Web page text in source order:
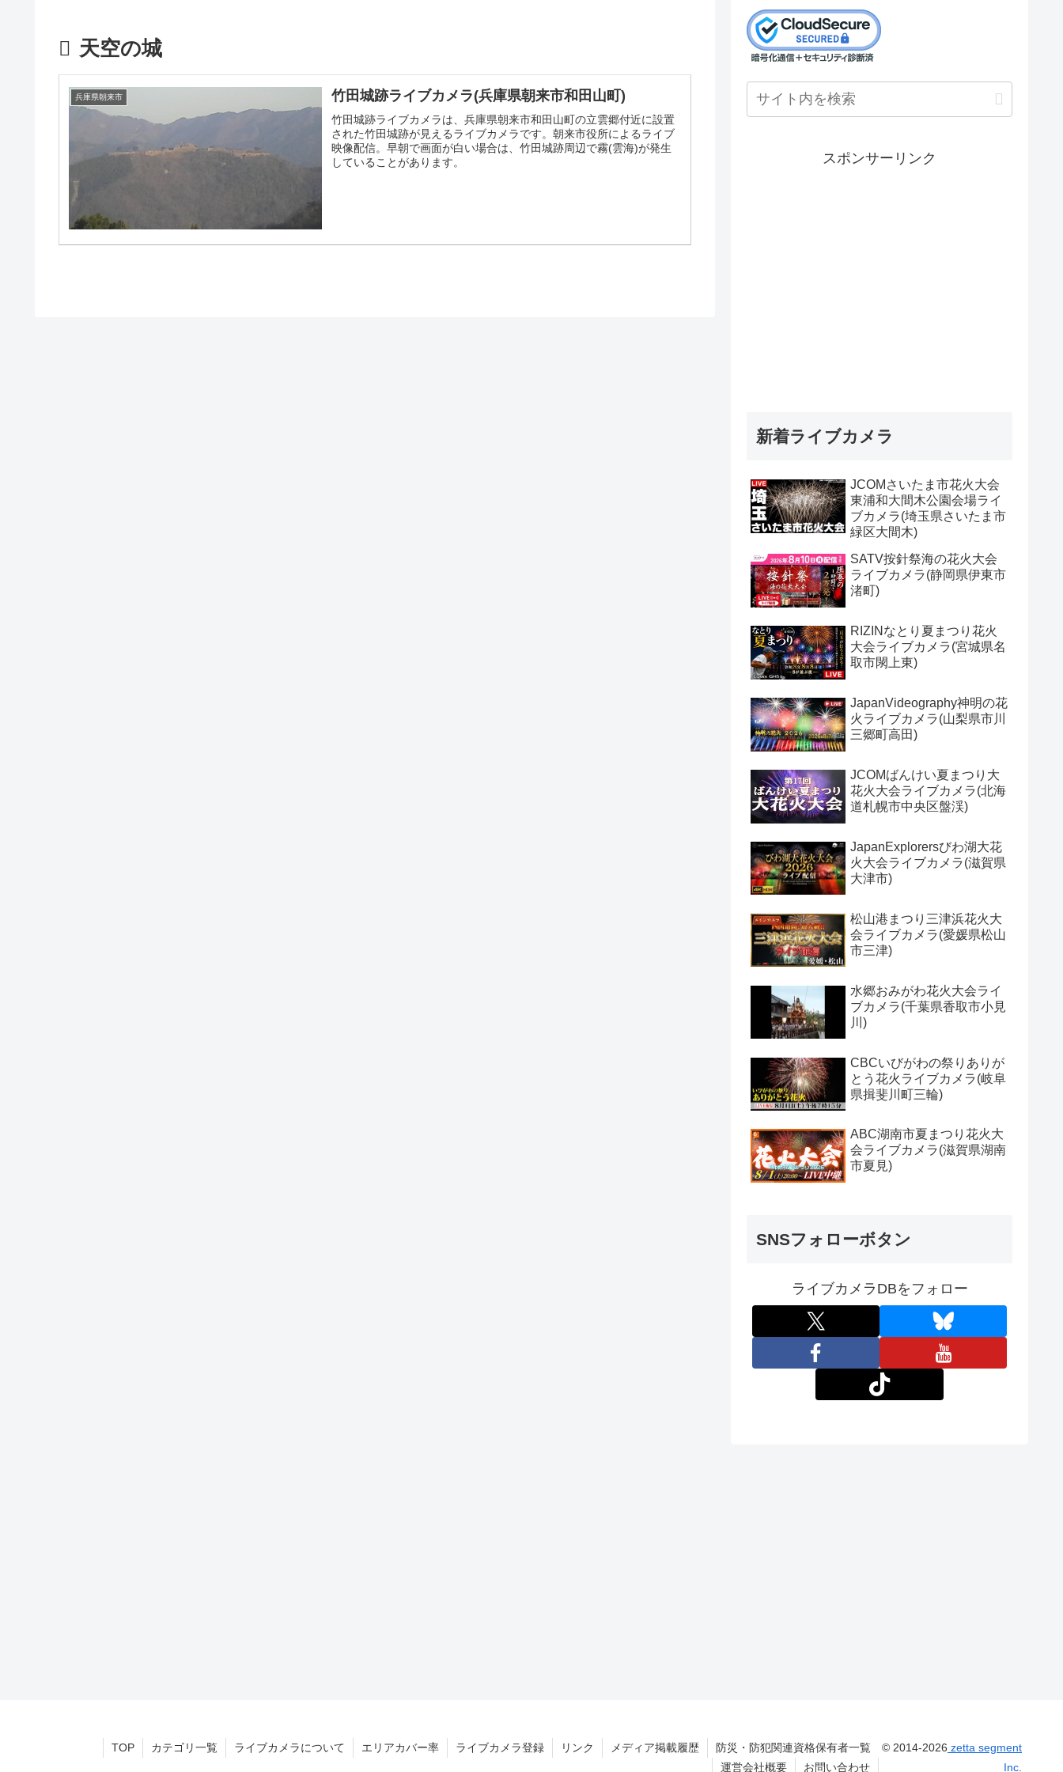
天空の城
兵庫県朝来市 竹田城跡ライブカメラ(兵庫県朝来市和田山町)
竹田城跡ライブカメラは、兵庫県朝来市和田山町の立雲郷付近に設置
された竹田城跡が見えるライブカメラです。朝来市役所によるライブ
映像配信。早朝で画面が白い場合は、竹田城跡周辺で霧(雲海)が発生
していることがあります。
スポンサーリンク
新着ライブカメラ
JCOMさいたま市花火大会
東浦和大間木公園会場ライ
ブカメラ(埼玉県さいたま市
緑区大間木)
SATV按針祭海の花火大会
ライブカメラ(静岡県伊東市
渚町)
RIZINなとり夏まつり花火
大会ライブカメラ(宮城県名
取市閖上東)
JapanVideography神明の花
火ライブカメラ(山梨県市川
三郷町高田)
JCOMばんけい夏まつり大
花火大会ライブカメラ(北海
道札幌市中央区盤渓)
JapanExplorersびわ湖大花
火大会ライブカメラ(滋賀県
大津市)
松山港まつり三津浜花火大
会ライブカメラ(愛媛県松山
市三津)
水郷おみがわ花火大会ライ
ブカメラ(千葉県香取市小見
川)
CBCいびがわの祭りありが
とう花火ライブカメラ(岐阜
県揖斐川町三輪)
ABC湖南市夏まつり花火大
会ライブカメラ(滋賀県湖南
市夏見)
SNSフォローボタン
ライブカメラDBをフォロー
TOP カテゴリ一覧 ライブカメラについて エリアカバー率 ライブカメラ登録 リンク メディア掲載履歴
防災・防犯関連資格保有者一覧
運営会社概要
お問い合わせ
© 2014-2026 zetta segment
Inc